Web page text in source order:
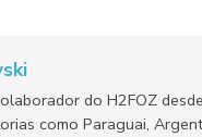
do H2FOZ
como Paraguai,